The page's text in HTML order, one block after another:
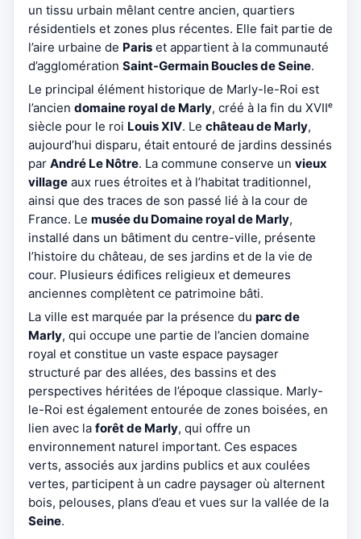
un tissu urbain mêlant centre ancien, quartiers
résidentiels et zones plus récentes. Elle fait partie de
l’aire urbaine de Paris et appartient à la communauté
d’agglomération Saint-Germain Boucles de Seine.
Le principal élément historique de Marly-le-Roi est
l’ancien domaine royal de Marly, créé à la fin du XVIIᵉ
siècle pour le roi Louis XIV. Le château de Marly,
aujourd’hui disparu, était entouré de jardins dessinés
par André Le Nôtre. La commune conserve un vieux
village aux rues étroites et à l’habitat traditionnel,
ainsi que des traces de son passé lié à la cour de
France. Le musée du Domaine royal de Marly,
installé dans un bâtiment du centre-ville, présente
l’histoire du château, de ses jardins et de la vie de
cour. Plusieurs édifices religieux et demeures
anciennes complètent ce patrimoine bâti.
La ville est marquée par la présence du parc de
Marly, qui occupe une partie de l’ancien domaine
royal et constitue un vaste espace paysager
structuré par des allées, des bassins et des
perspectives héritées de l’époque classique. Marly-
le-Roi est également entourée de zones boisées, en
lien avec la forêt de Marly, qui offre un
environnement naturel important. Ces espaces
verts, associés aux jardins publics et aux coulées
vertes, participent à un cadre paysager où alternent
bois, pelouses, plans d’eau et vues sur la vallée de la
Seine.